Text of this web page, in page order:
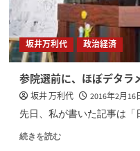
坂井万利代 政治経済
参院選前に、ほぼデタラ
坂井 万利代 2016年2月16
先日、私が書いた記事は「
続きを読む